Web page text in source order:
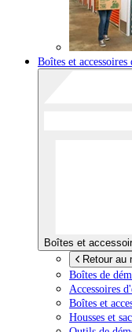
Boîtes et accessoires
Boîtes et
Retour au
Boîtes de
Accessoires
Boîtes et
Housses et